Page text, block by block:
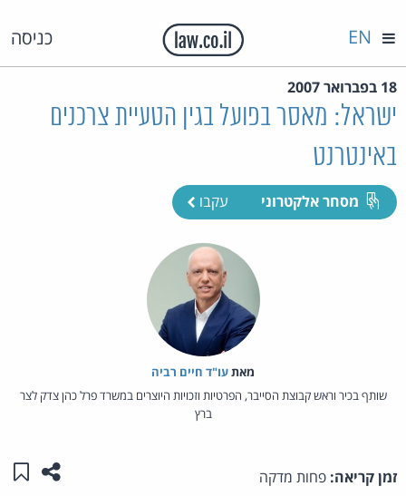
כניסה EN
18 בפברואר 2007
ישראל: מאסר בפועל בגין הטעיית צרכנים
באינטרנט
מסחר אלקטרוני עקבו
מאת‏עו"ד חיים רביה
שותף בכיר וראש קבוצת הסייבר, הפרטיות וזכויות היוצרים במשרד פרל כהן צדק לצר
ברץ
זמן קריאה: פחות מדקה שתפו